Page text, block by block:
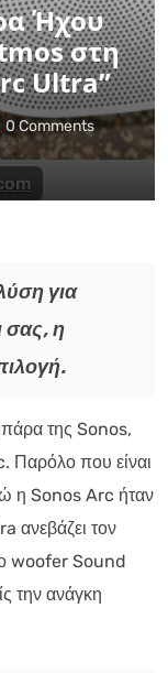
Ήχου
στη
Ultra”
0Comments
για
σας, η
της Sonos,
Παρόλο που είναι
η Sonos Arc ήταν
ανεβάζει τον
woofer Sound
την ανάγκη